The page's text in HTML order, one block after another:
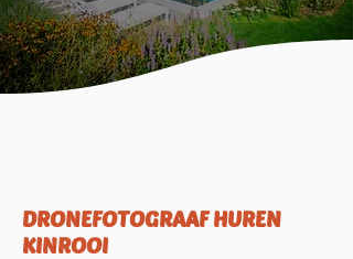
DRONEFOTOGRAAF HUREN
KINROOI